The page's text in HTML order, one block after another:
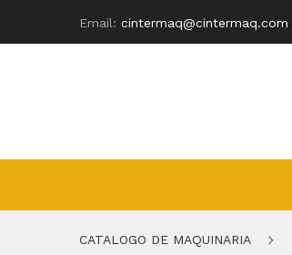
Email: cintermaq@cintermaq.com
CATALOGO DE MAQUINARIA